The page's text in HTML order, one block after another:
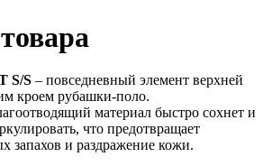
S/S – повседневный элемент верхней
кроем рубашки-поло.
материал быстро сохнет и
что предотвращает
запахов и раздражение кожи.